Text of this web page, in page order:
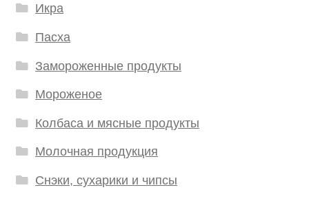
Икра
Пасха
Замороженные продукты
Мороженое
Колбаса и мясные продукты
Молочная продукция
Снэки, сухарики и чипсы